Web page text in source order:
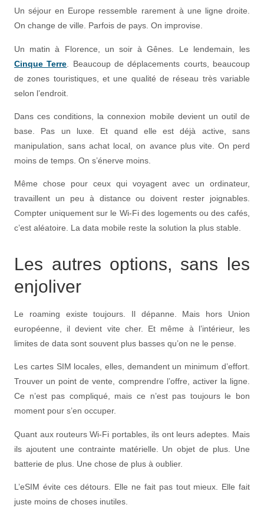
Un séjour en Europe ressemble rarement à une ligne droite.
On change de ville. Parfois de pays. On improvise.
Un matin à Florence, un soir à Gênes. Le lendemain, les
Cinque Terre . Beaucoup de déplacements courts, beaucoup
de zones touristiques, et une qualité de réseau très variable
selon l’endroit.
Dans ces conditions, la connexion mobile devient un outil de
base. Pas un luxe. Et quand elle est déjà active, sans
manipulation, sans achat local, on avance plus vite. On perd
moins de temps. On s’énerve moins.
Même chose pour ceux qui voyagent avec un ordinateur,
travaillent un peu à distance ou doivent rester joignables.
Compter uniquement sur le Wi-Fi des logements ou des cafés,
c’est aléatoire. La data mobile reste la solution la plus stable.
Les autres options, sans les
enjoliver
Le roaming existe toujours. Il dépanne. Mais hors Union
européenne, il devient vite cher. Et même à l’intérieur, les
limites de data sont souvent plus basses qu’on ne le pense.
Les cartes SIM locales, elles, demandent un minimum d’effort.
Trouver un point de vente, comprendre l’offre, activer la ligne.
Ce n’est pas compliqué, mais ce n’est pas toujours le bon
moment pour s’en occuper.
Quant aux routeurs Wi-Fi portables, ils ont leurs adeptes. Mais
ils ajoutent une contrainte matérielle. Un objet de plus. Une
batterie de plus. Une chose de plus à oublier.
L’eSIM évite ces détours. Elle ne fait pas tout mieux. Elle fait
juste moins de choses inutiles.